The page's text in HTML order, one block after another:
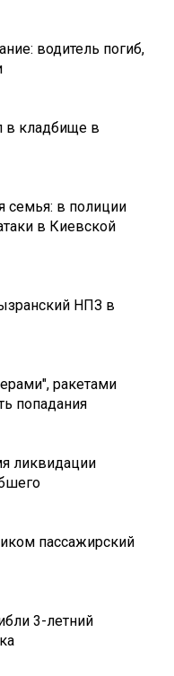
водитель погиб,
в кладбище в
семья: в полиции
в Киевской
НПЗ в
ракетами
попадания
ликвидации
пассажирский
3-летний